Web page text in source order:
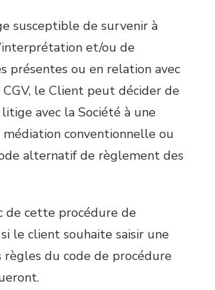
susceptible de survenir à
et/ou de
présentes ou en relation avec
le Client peut décider de
avec la Société à une
conventionnelle ou
alternatif de règlement des
de cette procédure de
le client souhaite saisir une
règles du code de procédure